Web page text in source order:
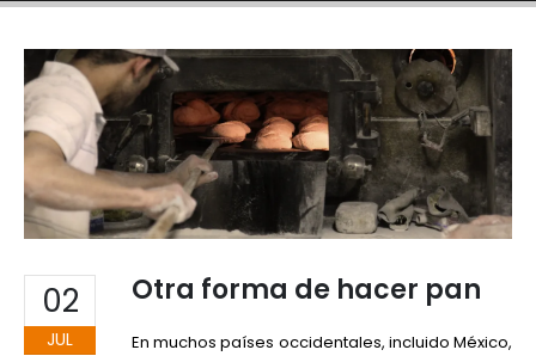
02
JUL
Otra forma de hacer pan
En muchos países occidentales, incluido México,